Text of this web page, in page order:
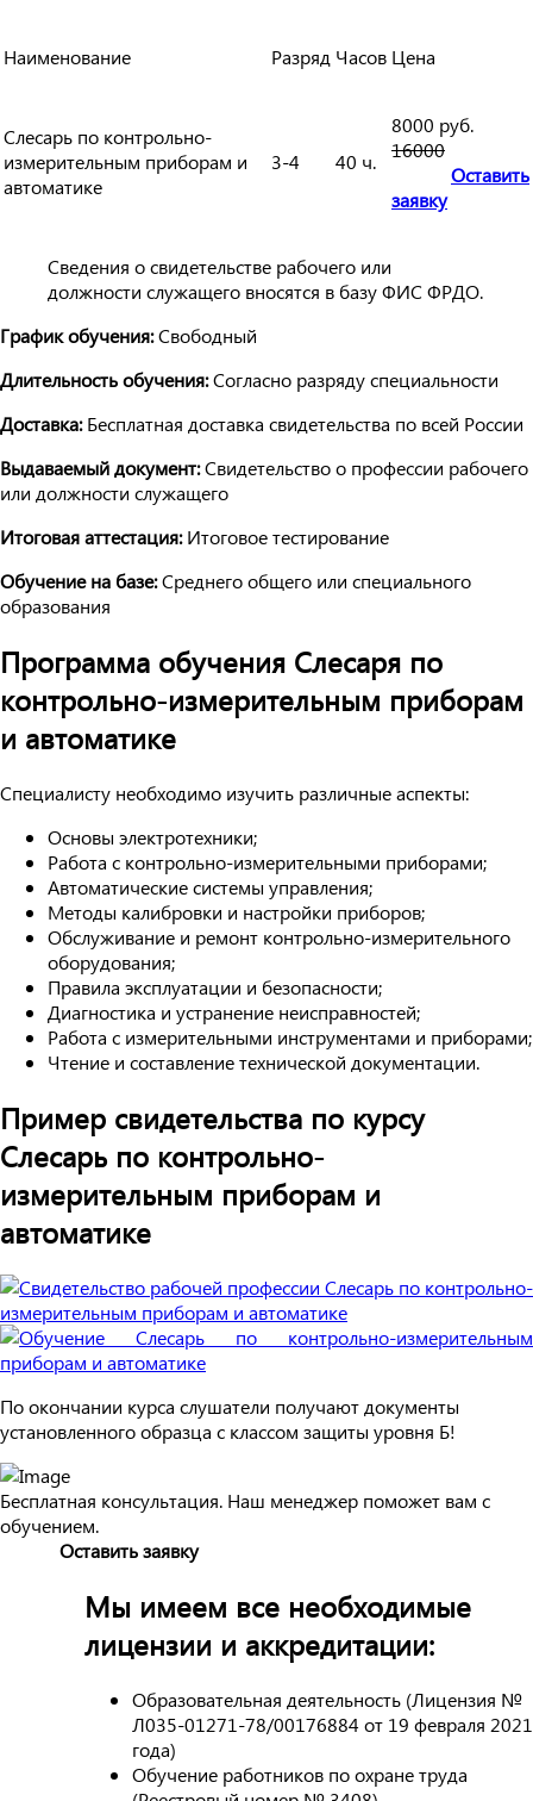
Наименование Разряд Часов Цена
Слесарь по контрольно-
измерительным приборам и
автоматике
3-4 40 ч.
8000 руб.
16000
Оставить
заявку
Сведения о свидетельстве рабочего или
должности служащего вносятся в базу ФИС ФРДО.
График обучения:Свободный
Длительность обучения:Согласно разряду специальности
Доставка:Бесплатная доставка свидетельства по всей России
Выдаваемый документ:Свидетельство о профессии рабочего
или должности служащего
Итоговая аттестация:Итоговое тестирование
Обучение на базе:Среднего общего или специального
образования
Программа обучения Слесаря по
контрольно-измерительным приборам
и автоматике
Специалисту необходимо изучить различные аспекты:
Основы электротехники;
Работа с контрольно-измерительными приборами;
Автоматические системы управления;
Методы калибровки и настройки приборов;
Обслуживание и ремонт контрольно-измерительного
оборудования;
Правила эксплуатации и безопасности;
Диагностика и устранение неисправностей;
Работа с измерительными инструментами и приборами;
Чтение и составление технической документации.
Пример свидетельства по курсу
Слесарь по контрольно-
измерительным приборам и
автоматике
По окончании курса слушатели получают документы
установленного образца с классом защиты уровня Б!
Бесплатная консультация. Наш менеджер поможет вам с
обучением.
Оставить заявку
Мы имеем все необходимые
лицензии и аккредитации:
Образовательная деятельность (Лицензия №
Л035-01271-78/00176884 от 19 февраля 2021
года)
Обучение работников по охране труда